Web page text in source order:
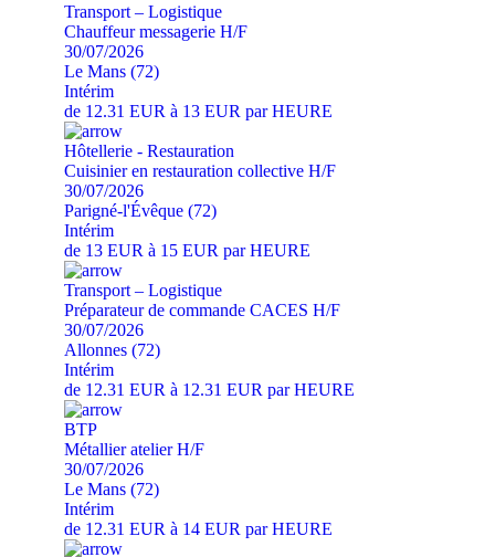
Transport – Logistique
Chauffeur messagerie H/F
30/07/2026
Le Mans (72)
Intérim
de 12.31 EUR à 13 EUR par HEURE
Hôtellerie - Restauration
Cuisinier en restauration collective H/F
30/07/2026
Parigné-l'Évêque (72)
Intérim
de 13 EUR à 15 EUR par HEURE
Transport – Logistique
Préparateur de commande CACES H/F
30/07/2026
Allonnes (72)
Intérim
de 12.31 EUR à 12.31 EUR par HEURE
BTP
Métallier atelier H/F
30/07/2026
Le Mans (72)
Intérim
de 12.31 EUR à 14 EUR par HEURE